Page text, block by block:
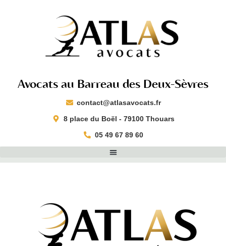
Avocats au Barreau des Deux-Sèvres
contact@atlasavocats.fr​
8 place du Boël - 79100 Thouars​
05 49 67 89 60